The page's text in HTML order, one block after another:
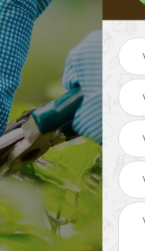
Paysagiste 87